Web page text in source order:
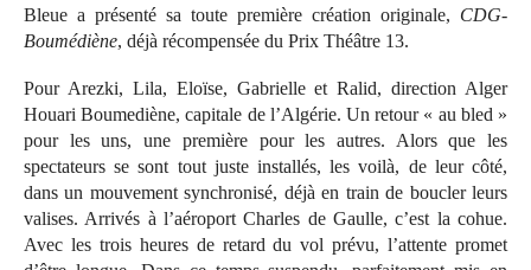
Bleue a présenté sa toute première création originale, CDG-
Boumédiène, déjà récompensée du Prix Théâtre 13.
Pour Arezki, Lila, Eloïse, Gabrielle et Ralid, direction Alger
Houari Boumediène, capitale de l’Algérie. Un retour « au bled »
pour les uns, une première pour les autres. Alors que les
spectateurs se sont tout juste installés, les voilà, de leur côté,
dans un mouvement synchronisé, déjà en train de boucler leurs
valises. Arrivés à l’aéroport Charles de Gaulle, c’est la cohue.
Avec les trois heures de retard du vol prévu, l’attente promet